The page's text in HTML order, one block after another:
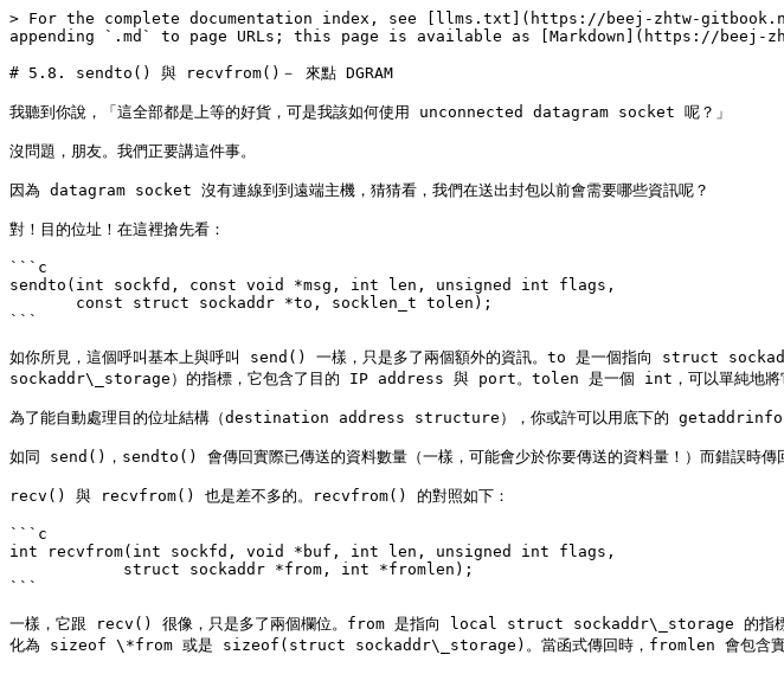
> For the complete documentation index, see [llms.txt](https://beej-zhtw-
appending `.md` to page URLs; this page is available as [Markdown](https://beej-
# 5.8. sendto() 與 recvfrom()－ 來點 DGRAM
我聽到你說，「這全部都是上等的好貨，可是我該如何使用 unconnected datagram socket 呢？」
沒問題，朋友。我們正要講這件事。
因為 datagram socket 沒有連線到到遠端主機，猜猜看，我們在送出封包以前會需要哪些資訊呢？
對！目的位址！在這裡搶先看：
```c
sendto(int sockfd, const void *msg, int len, unsigned int flags,
```
如你所見，這個呼叫基本上與呼叫 send() 一樣，只是多了兩個額外的資訊。to 是一個指向
sockaddr\_storage）的指標，它包含了目的 IP address 與 port。tolen 是一個 int，可以單
為了能自動處理目的位址結構（destination address structure），你或許可以用底下的
如同 send()，sendto() 會傳回實際已傳送的資料數量（一樣，可能會少於你要傳送的資料量！）而錯誤時傳
recv() 與 recvfrom() 也是差不多的。recvfrom() 的對照如下：
```c
int recvfrom(int sockfd, void *buf, int len, unsigned int flags,
```
一樣，它跟 recv() 很像，只是多了兩個欄位。from 是指向 local struct sockaddr\_storage 的指
化為 sizeof \*from 或是 sizeof(struct sockaddr\_storage)。當函式傳回時，fromlen 會包含實際